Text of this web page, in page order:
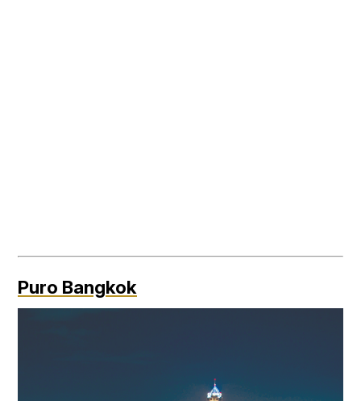
Puro Bangkok